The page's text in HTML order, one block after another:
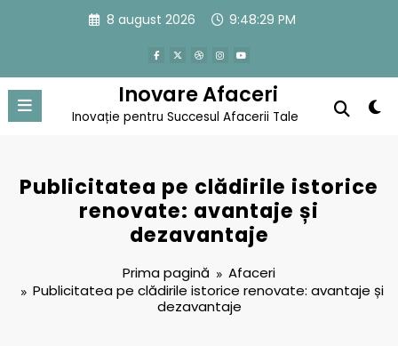
8 august 2026 9:48:30 PM
Inovare Afaceri
Inovație pentru Succesul Afacerii Tale
Publicitatea pe clădirile istorice
renovate: avantaje și
dezavantaje
Prima pagină
Afaceri
Publicitatea pe clădirile istorice renovate: avantaje și
dezavantaje